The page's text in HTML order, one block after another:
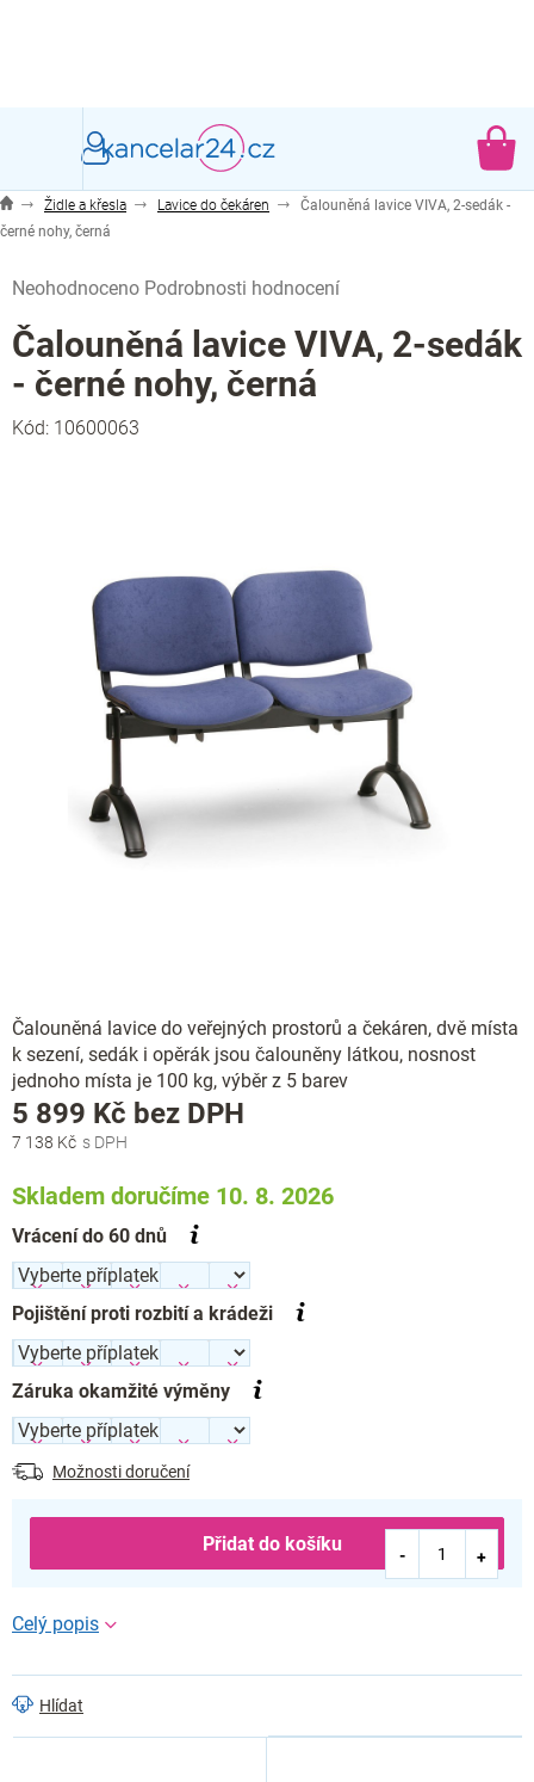
Židle a křesla Lavice do čekáren
Čalouněná lavice VIVA, 2-sedák -
černé nohy, černá
hodnocení
produktu
je
0,0
5
Neohodnoceno Podrobnosti hodnocení
Čalouněná lavice VIVA, 2-sedák
- černé nohy, černá
Kód: 10600063
Čalouněná lavice do veřejných prostorů a čekáren, dvě místa
k sezení, sedák i opěrák jsou čalouněny látkou, nosnost
jednoho místa je 100 kg, výběr z 5 barev
7 138 Kč
5 899 Kč bez DPH
Skladem doručíme 10. 8. 2026
Vrácení do 60 dnů
Pojištění proti rozbití a krádeži
Záruka okamžité výměny
Možnosti doručení
Přidat do košíku
Hlídat